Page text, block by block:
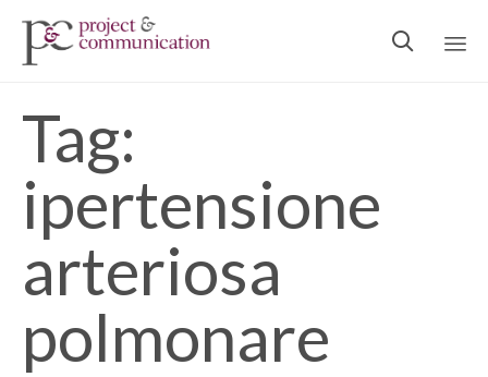

Tag:
ipertensione
arteriosa
polmonare